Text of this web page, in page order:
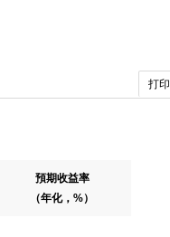
打印
預期收益率
（年化，%）